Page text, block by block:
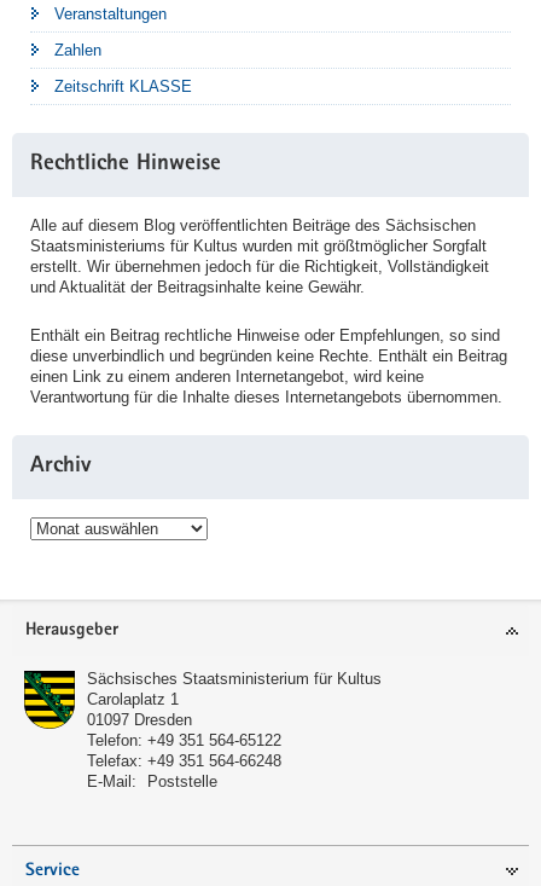
Veranstaltungen
Zahlen
Zeitschrift KLASSE
Rechtliche Hinweise
Alle auf diesem Blog veröffentlichten Beiträge des Sächsischen
Staatsministeriums für Kultus wurden mit größtmöglicher Sorgfalt
erstellt. Wir übernehmen jedoch für die Richtigkeit, Vollständigkeit
und Aktualität der Beitragsinhalte keine Gewähr.
Enthält ein Beitrag rechtliche Hinweise oder Empfehlungen, so sind
diese unverbindlich und begründen keine Rechte. Enthält ein Beitrag
einen Link zu einem anderen Internetangebot, wird keine
Verantwortung für die Inhalte dieses Internetangebots übernommen.
Archiv
Archiv
Service
Herausgeber
Sächsisches Staatsministerium für Kultus
Carolaplatz 1
01097 Dresden
Telefon: +49 351 564-65122
Telefax: +49 351 564-66248
E-Mail:
Poststelle
Service